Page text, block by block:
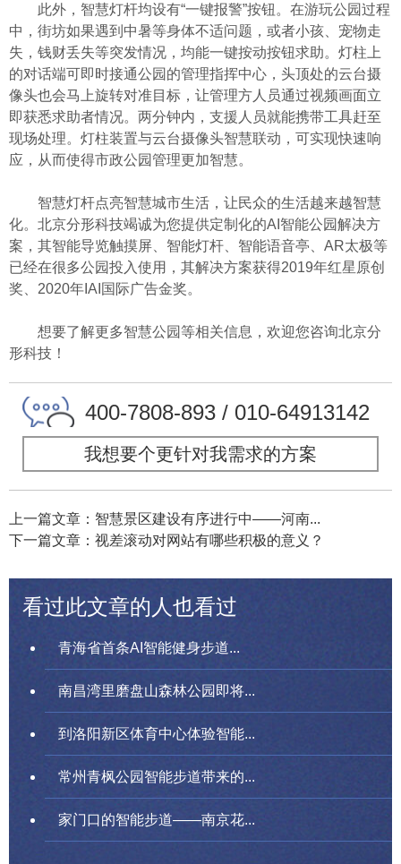
此外，智慧灯杆均设有“一键报警”按钮。在游玩公园过程
中，街坊如果遇到中暑等身体不适问题，或者小孩、宠物走
失，钱财丢失等突发情况，均能一键按动按钮求助。灯柱上
的对话端可即时接通公园的管理指挥中心，头顶处的云台摄
像头也会马上旋转对准目标，让管理方人员通过视频画面立
即获悉求助者情况。两分钟内，支援人员就能携带工具赶至
现场处理。灯柱装置与云台摄像头智慧联动，可实现快速响
应，从而使得市政公园管理更加智慧。
智慧灯杆点亮智慧城市生活，让民众的生活越来越智慧
化。北京分形科技竭诚为您提供定制化的AI智能公园解决方
案，其智能导览触摸屏、智能灯杆、智能语音亭、AR太极等
已经在很多公园投入使用，其解决方案获得2019年红星原创
奖、2020年IAI国际广告金奖。
想要了解更多智慧公园等相关信息，欢迎您咨询北京分
形科技！
400-7808-893 / 010-64913142
我想要个更针对我需求的方案
上一篇文章：智慧景区建设有序进行中——河南...
下一篇文章：视差滚动对网站有哪些积极的意义？
看过此文章的人也看过
青海省首条AI智能健身步道...
南昌湾里磨盘山森林公园即将...
到洛阳新区体育中心体验智能...
常州青枫公园智能步道带来的...
家门口的智能步道——南京花...